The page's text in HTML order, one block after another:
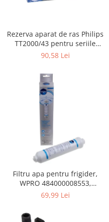
Gaming, Carti & Birotica
Console, Jocuri & Accesorii
Ingrijire personala & Cosmetice
Accesorii aparate hair styling
Aparate & Accesorii ingrijire
personala
Aparate cosmetice
Articole Sanatate si Wellness
Consumabile sanitare
Cosmetice si produse ingrijire
personala
Igiena dentara
Jucarii, Copii & Bebe
Camera copilului
Hrana bebelusi
Rezerva aparat de ras Philips
TT2000/43 pentru seriile
Bodygroom 3000/5000/7000 si
90,58 Lei
Filtru apa pentru frigider,
WPRO 484000008553,
compatibil cu Samsung, AEG,
69,99 Lei